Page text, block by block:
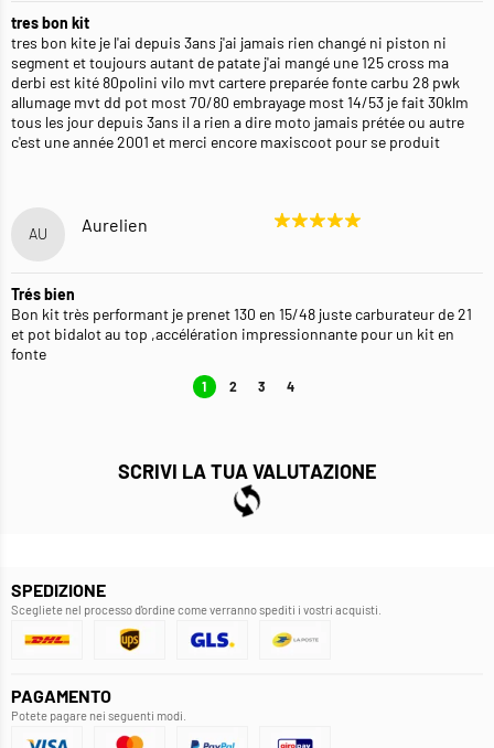
tres bon kit
tres bon kite je l'ai depuis 3ans j'ai jamais rien changé ni piston ni
segment et toujours autant de patate j'ai mangé une 125 cross ma
derbi est kité 80polini vilo mvt cartere preparée fonte carbu 28 pwk
allumage mvt dd pot most 70/80 embrayage most 14/53 je fait 30klm
tous les jour depuis 3ans il a rien a dire moto jamais prétée ou autre
c'est une année 2001 et merci encore maxiscoot pour se produit
AU Aurelien
Trés bien
Bon kit très performant je prenet 130 en 15/48 juste carburateur de 21
et pot bidalot au top ,accélération impressionnante pour un kit en
fonte
1 2 3 4
SCRIVI LA TUA VALUTAZIONE
SPEDIZIONE
Scegliete nel processo d'ordine come verranno spediti i vostri acquisti.
PAGAMENTO
Potete pagare nei seguenti modi.